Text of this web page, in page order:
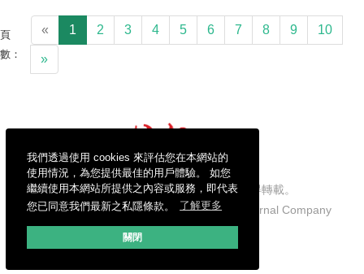
我們透過使用 cookies 來評估您在本網站的
使用情況，為您提供最佳的用戶體驗。 如您
繼續使用本網站所提供之內容或服務，即代表
您已同意我們最新之私隱條款。
了解更多
關閉
頁
數：
« 1 2 3 4 5 6 7 8 9 10
»
信報財經新聞有限公司版權所有，不得轉載。
Copyright © 2026 Hong Kong Economic Journal Company
Limited. All rights reserved.